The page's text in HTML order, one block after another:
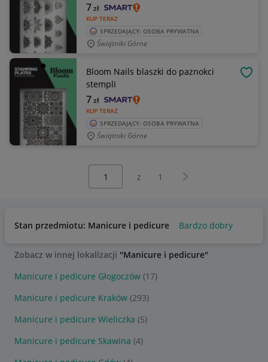
KUP TERAZ
7zł
SPRZEDAJĄCY: OSOBA PRYWATNA
Świątniki Górne
Bloom Nails blaszki do paznokci
stempli
KUP TERAZ
7zł
SPRZEDAJĄCY: OSOBA PRYWATNA
Świątniki Górne
z 1 Następna strona
Stan przedmiotu: Manicure i pedicure Bardzo dobry
Zobacz w innej lokalizacji "Manicure i pedicure"
Manicure i pedicure Głogoczów (17)
Manicure i pedicure Kraków (293)
Manicure i pedicure Wieliczka (5)
Manicure i pedicure Skawina (4)